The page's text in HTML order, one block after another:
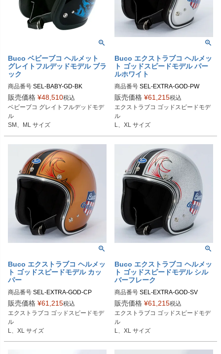
Buco ベビーブコ ヘルメット
グレイトフルデッドモデル ブラ
ック
商品番号 SEL-BABY-GD-BK
SMサイズ商品コード：0107BBCGF
D023
MLサイズ商品コード：0107BBCGF
Buco（ブコ）
販売価格 ¥48,510税込
ベビーブコ グレイトフルデッドモデ
ル
SM、ML サイズ
Buco エクストラブコ ヘルメッ
ト ゴッドスピードモデル パー
ルホワイト
商品番号 SEL-EXTRA-GOD-PW
Lサイズ商品コード：0107EBCGS01
5
XLサイズ商品コード：0107EBCGS0
Buco（ブコ）
販売価格 ¥61,215税込
エクストラブコ ゴッドスピードモデ
ル
L、XL サイズ
Buco エクストラブコ ヘルメッ
ト ゴッドスピードモデル カッ
パー
商品番号 SEL-EXTRA-GOD-CP
Lサイズ商品コード：0107EBCGS51
5
XLサイズ商品コード：0107EBCGS5
販売価格 ¥61,215税込
エクストラブコ ゴッドスピードモデ
ル
L、XL サイズ
Buco エクストラブコ ヘルメッ
ト ゴッドスピードモデル シル
バーフレーク
商品番号 SEL-EXTRA-GOD-SV
Lサイズ商品コード：0107EBCGS08
5
XLサイズ商品コード：0107EBCGS0
販売価格 ¥61,215税込
エクストラブコ ゴッドスピードモデ
ル
L、XL サイズ